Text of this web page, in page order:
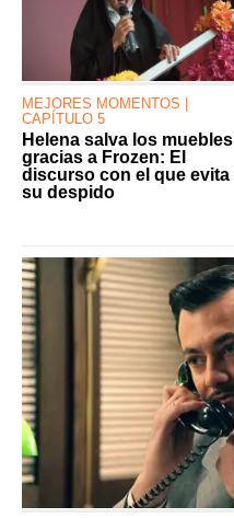
MEJORES MOMENTOS |
CAPÍTULO 5
Helena salva los muebles
gracias a Frozen: El
discurso con el que evita
su despido